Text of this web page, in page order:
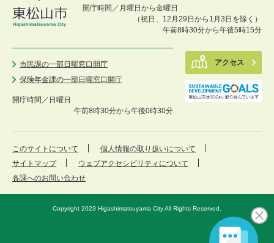
開庁時間／月曜日から金曜日
（祝日、12月29日から1月3日を除く）
午前8時30分から午後5時15分
市民課の一部日曜窓口開庁
保険年金課の一部日曜窓口開庁
開庁時間／ 日曜日
午前8時30分から午後0時30分
アクセス
このサイトについて
個人情報の取り扱いについて
サイトマップ
ウェブアクセシビリティについて
各課へのお問い合わせ
Copyright 2023 Higashimatsuyama City All Rights Reserved.